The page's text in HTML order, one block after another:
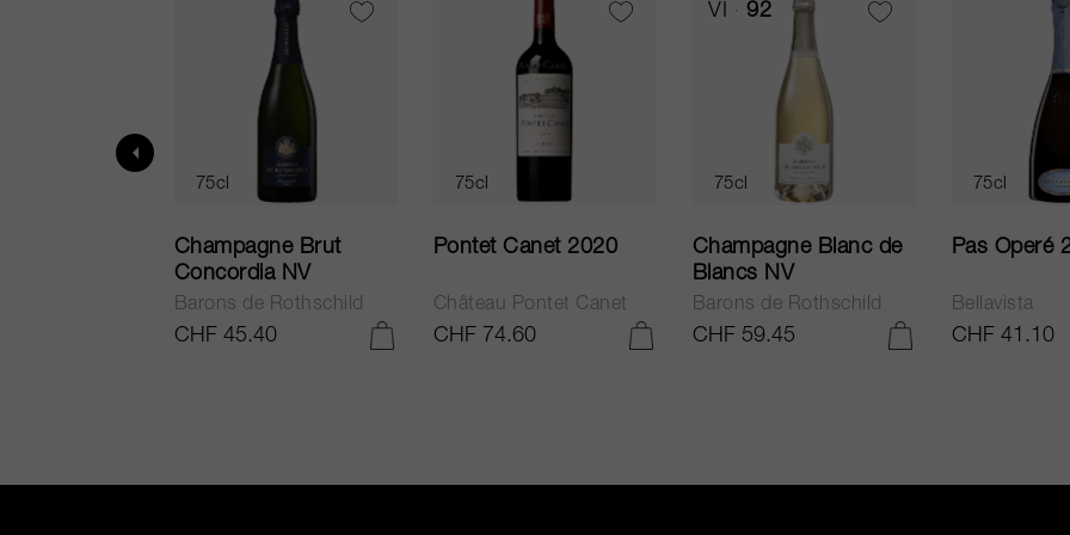
75cl
Champagne Brut
Concordia NV
Barons de Rothschild
CHF 45.40
75cl
Pontet Canet 2020
Château Pontet Canet
CHF 74.60
VI 92
75cl
Champagne Blanc de
Blancs NV
Barons de Rothschild
CHF 59.45
75cl
Pas Operé
Bellavista
CHF 41.10